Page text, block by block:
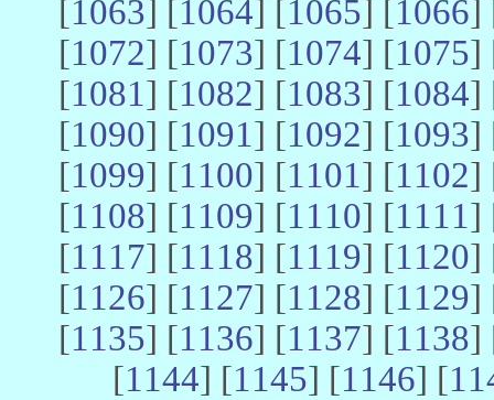
[1063] [1064] [1065] [1066]
[1072] [1073] [1074] [1075]
[1081] [1082] [1083] [1084]
[1090] [1091] [1092] [1093]
[1099] [1100] [1101] [1102]
[1108] [1109] [1110] [1111]
[1117] [1118] [1119] [1120]
[1126] [1127] [1128] [1129]
[1135] [1136] [1137] [1138]
[1144] [1145] [1146] [